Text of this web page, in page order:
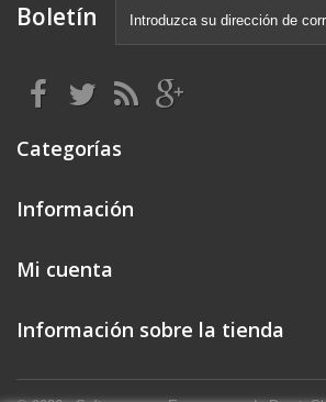
Boletín
Categorías
Información
Mi cuenta
Información sobre la tienda